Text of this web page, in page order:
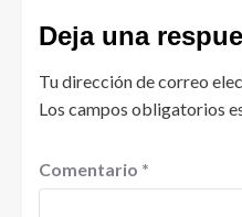
Deja una
Tu dirección de correo
Los campos obligatorios
Comentario *